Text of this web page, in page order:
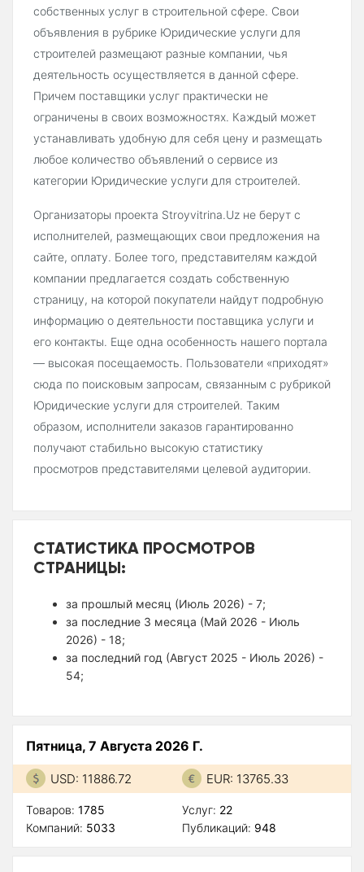
собственных услуг в строительной сфере. Свои
объявления в рубрике Юридические услуги для
строителей размещают разные компании, чья
деятельность осуществляется в данной сфере.
Причем поставщики услуг практически не
ограничены в своих возможностях. Каждый может
устанавливать удобную для себя цену и размещать
любое количество объявлений о сервисе из
категории Юридические услуги для строителей.
Организаторы проекта Stroyvitrina.Uz не берут с
исполнителей, размещающих свои предложения на
сайте, оплату. Более того, представителям каждой
компании предлагается создать собственную
страницу, на которой покупатели найдут подробную
информацию о деятельности поставщика услуги и
его контакты. Еще одна особенность нашего портала
— высокая посещаемость. Пользователи «приходят»
сюда по поисковым запросам, связанным с рубрикой
Юридические услуги для строителей. Таким
образом, исполнители заказов гарантированно
получают стабильно высокую статистику
просмотров представителями целевой аудитории.
СТАТИСТИКА ПРОСМОТРОВ
СТРАНИЦЫ:
за прошлый месяц (Июль 2026) - 7;
за последние 3 месяца (Май 2026 - Июль
2026) - 18;
за последний год (Август 2025 - Июль 2026) -
54;
Пятница, 7 Августа 2026 Г.
USD: 11886.72 EUR: 13765.33
Товаров: 1785
Компаний: 5033
Услуг: 22
Публикаций: 948